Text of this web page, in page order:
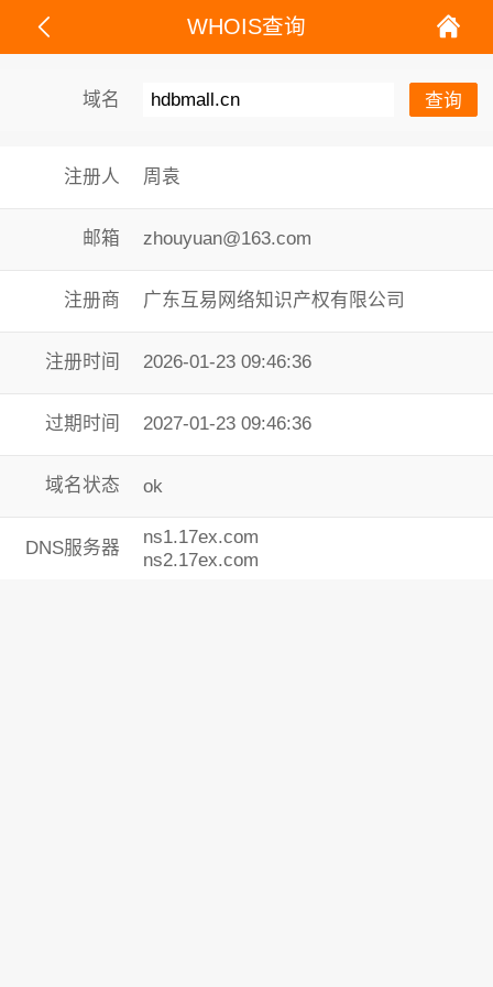
WHOIS查询
域名
注册人 周袁
邮箱 zhouyuan@163.com
注册商 广东互易网络知识产权有限公司
注册时间 2026-01-23 09:46:36
过期时间 2027-01-23 09:46:36
域名状态 ok
DNS服务器
ns1.17ex.com
ns2.17ex.com